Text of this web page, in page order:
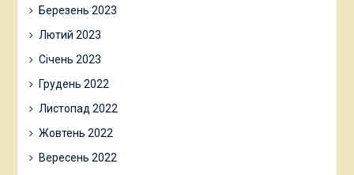
Березень 2023
Лютий 2023
Січень 2023
Грудень 2022
Листопад 2022
Жовтень 2022
Вересень 2022